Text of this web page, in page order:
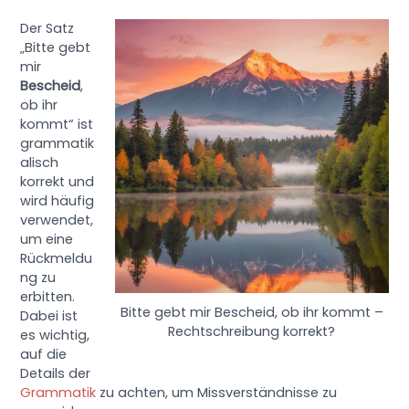
Bitte gebt mir Bescheid, ob ihr kommt –
Rechtschreibung korrekt?
Der Satz
„Bitte gebt
mir
Bescheid,
ob ihr
kommt“ ist
grammatik
alisch
korrekt und
wird häufig
verwendet,
um eine
Rückmeldu
ng zu
erbitten.
Dabei ist
es wichtig,
auf die
Details der
Grammatik zu achten, um Missverständnisse zu